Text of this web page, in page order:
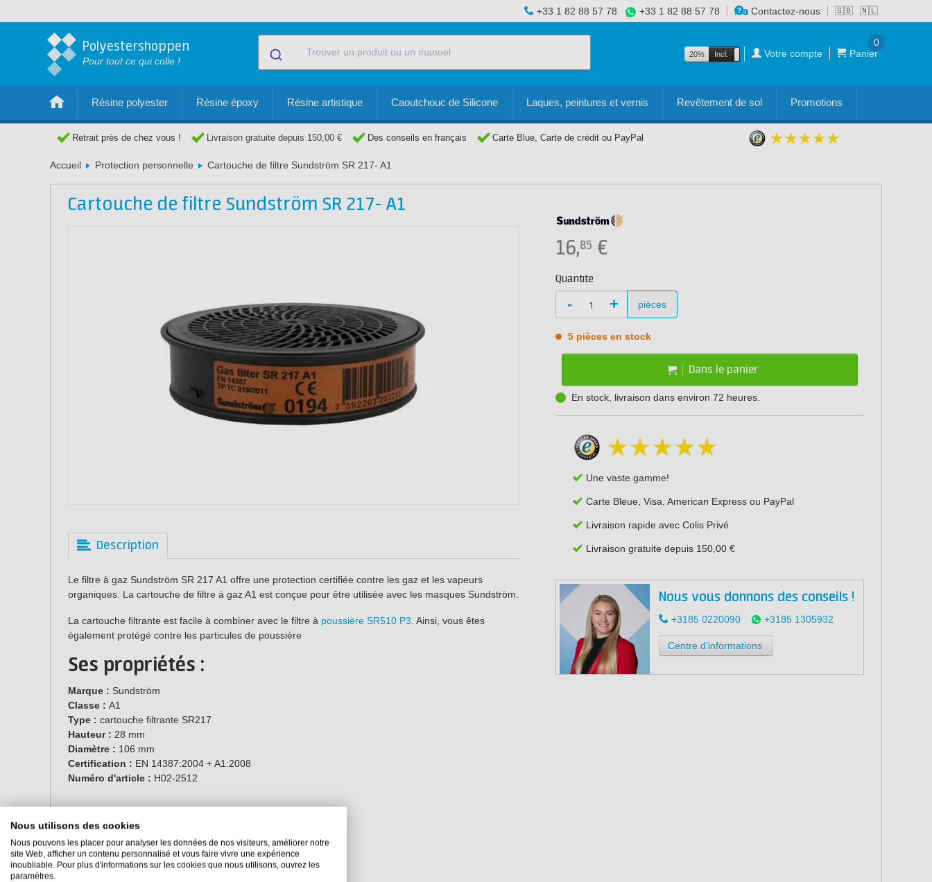
🇬🇧 🇳🇱
+33 1 82 88 57 78 +33 1 82 88 57 78 Contactez-nous
Polyestershoppen
Pour tout ce qui colle !
20% Incl. Excl. Votre compte Panier
0
Résine polyester Résine époxy Résine artistique Caoutchouc de Silicone Laques, peintures et vernis Revêtement de sol Promotions
Retrait près de chez vous ! Livraison gratuite depuis 150,00 € Des conseils en français Carte Blue, Carte de crédit ou PayPal
Accueil Protection personnelle Cartouche de filtre Sundström SR 217- A1
Cartouche de filtre Sundström SR 217- A1
Description
Le filtre à gaz Sundström SR 217 A1 offre une protection certifiée contre les gaz et les vapeurs
organiques. La cartouche de filtre à gaz A1 est conçue pour être utilisée avec les masques Sundström.
La cartouche filtrante est facile à combiner avec le filtre à poussière SR510 P3 . Ainsi, vous êtes
également protégé contre les particules de poussière
Ses propriétés :
Marque : Sundström
Classe : A1
Type : cartouche filtrante SR217
Hauteur : 28 mm
Diamètre : 106 mm
Certification : EN 14387:2004 + A1:2008
Numéro d'article : H02-2512
16,85 €
Quantité
- + pièces
5 pièces en stock
Dans le panier
En stock, livraison dans environ 72 heures.
Une vaste gamme!
Carte Bleue, Visa, American Express ou PayPal
Livraison rapide avec Colis Privé
Livraison gratuite depuis 150,00 €
Nous vous donnons des conseils !
+3185 0220090 +3185 1305932
Centre d'informations
Nous utilisons des cookies
Nous pouvons les placer pour analyser les données de nos visiteurs, améliorer notre
site Web, afficher un contenu personnalisé et vous faire vivre une expérience
inoubliable. Pour plus d'informations sur les cookies que nous utilisons, ouvrez les
paramètres.